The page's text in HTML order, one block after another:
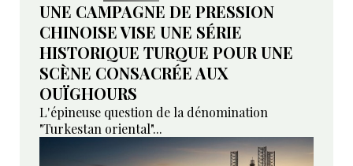
UNE CAMPAGNE DE PRESSION
CHINOISE VISE UNE SÉRIE
HISTORIQUE TURQUE POUR UNE
SCÈNE CONSACRÉE AUX
OUÏGHOURS
L'épineuse question de la dénomination
"Turkestan oriental"...